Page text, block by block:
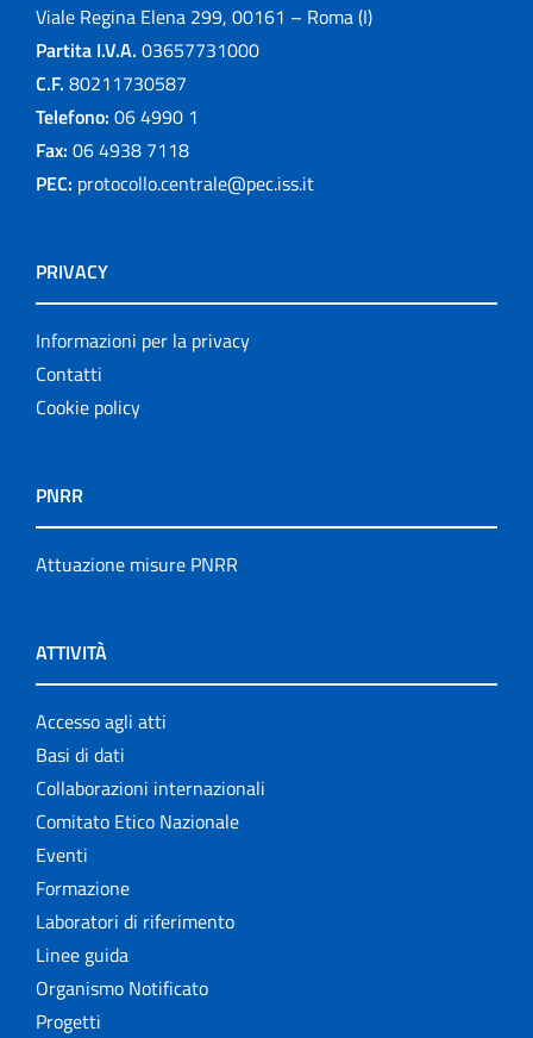
Viale Regina Elena 299, 00161 – Roma (I)
Partita I.V.A. 03657731000
C.F. 80211730587
Telefono: 06 4990 1
Fax: 06 4938 7118
PEC: protocollo.centrale@pec.iss.it
PRIVACY
Informazioni per la privacy
Contatti
Cookie policy
PNRR
Attuazione misure PNRR
ATTIVITÀ
Accesso agli atti
Basi di dati
Collaborazioni internazionali
Comitato Etico Nazionale
Eventi
Formazione
Laboratori di riferimento
Linee guida
Organismo Notificato
Progetti